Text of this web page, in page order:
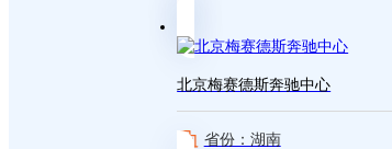
北京梅赛德斯奔驰中心
省份：湖南